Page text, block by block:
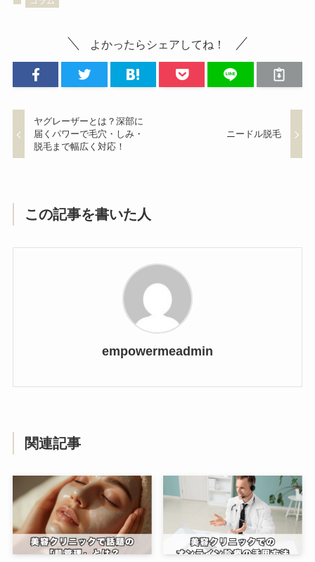
よかったらシェアしてね！
ヤグレーザーとは？深部に
届くパワーで毛穴・しみ・
脱毛まで幅広く対応！
ニードル脱毛
この記事を書いた人
empowermeadmin
関連記事